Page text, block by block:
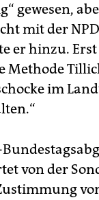
gewesen,
mit der
er hinzu.
Methode
im
von der